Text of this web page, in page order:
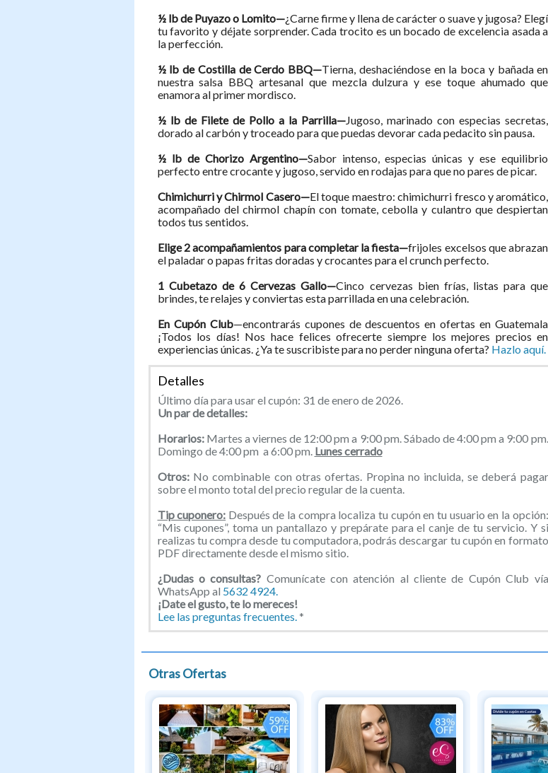
½ lb de Puyazo o Lomito—¿Carne firme y llena de carácter o suave y jugosa? Elegí
tu favorito y déjate sorprender. Cada trocito es un bocado de excelencia asada a
la perfección.
½ lb de Costilla de Cerdo BBQ—Tierna, deshaciéndose en la boca y bañada en
nuestra salsa BBQ artesanal que mezcla dulzura y ese toque ahumado que
enamora al primer mordisco.
½ lb de Filete de Pollo a la Parrilla—Jugoso, marinado con especias secretas,
dorado al carbón y troceado para que puedas devorar cada pedacito sin pausa.
½ lb de Chorizo Argentino—Sabor intenso, especias únicas y ese equilibrio
perfecto entre crocante y jugoso, servido en rodajas para que no pares de picar.
Chimichurri y Chirmol Casero—El toque maestro: chimichurri fresco y aromático,
acompañado del chirmol chapín con tomate, cebolla y culantro que despiertan
todos tus sentidos.
Elige 2 acompañamientos para completar la fiesta—frijoles excelsos que abrazan
el paladar o papas fritas doradas y crocantes para el crunch perfecto.
1 Cubetazo de 6 Cervezas Gallo—Cinco cervezas bien frías, listas para que
brindes, te relajes y conviertas esta parrillada en una celebración.
En Cupón Club—encontrarás cupones de descuentos en ofertas en Guatemala
¡Todos los días! Nos hace felices ofrecerte siempre los mejores precios en
experiencias únicas. ¿Ya te suscribiste para no perder ninguna oferta? Hazlo aquí.
Detalles
Último día para usar el cupón: 31 de enero de 2026.
Un par de detalles:
Horarios:Martes a viernes de 12:00 pm a 9:00 pm. Sábado de 4:00 pm a 9:00 pm.
Domingo de 4:00 pm a 6:00 pm. Lunes cerrado
Otros:No combinable con otras ofertas. Propina no incluida, se deberá pagar
sobre el monto total del precio regular de la cuenta.
Tip cuponero: Después de la compra localiza tu cupón en tu usuario en la opción:
“Mis cupones”, toma un pantallazo y prepárate para el canje de tu servicio. Y si
realizas tu compra desde tu computadora, podrás descargar tu cupón en formato
PDF directamente desde el mismo sitio.
¿Dudas o consultas? Comunícate con atención al cliente de Cupón Club vía
WhatsApp al 5632 4924.
¡Date el gusto, te lo mereces!
Lee las preguntas frecuentes.*
Otras Ofertas